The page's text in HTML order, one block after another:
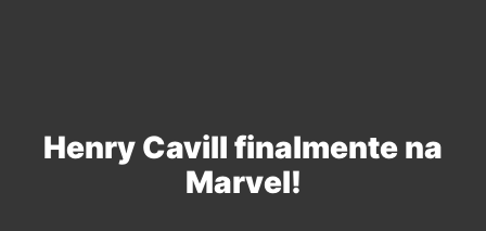
Henry Cavill finalmente na
Marvel!